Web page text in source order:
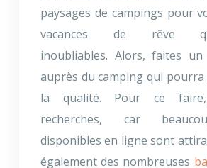
paysages de campings pour
vacances de rêve
inoubliables. Alors, faites un
auprès du camping qui
la qualité. Pour ce
recherches, car
disponibles en ligne sont
également des nombreuses